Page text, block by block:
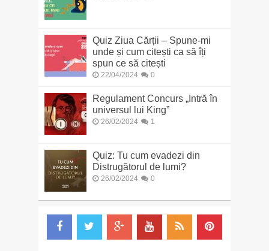
Quiz Ziua Cărții – Spune-mi
unde și cum citești ca să îți
spun ce să citești
22/04/2024 0
Regulament Concurs „Intră în
universul lui King”
26/02/2024 1
Quiz: Tu cum evadezi din
Distrugătorul de lumi?
26/02/2024 0